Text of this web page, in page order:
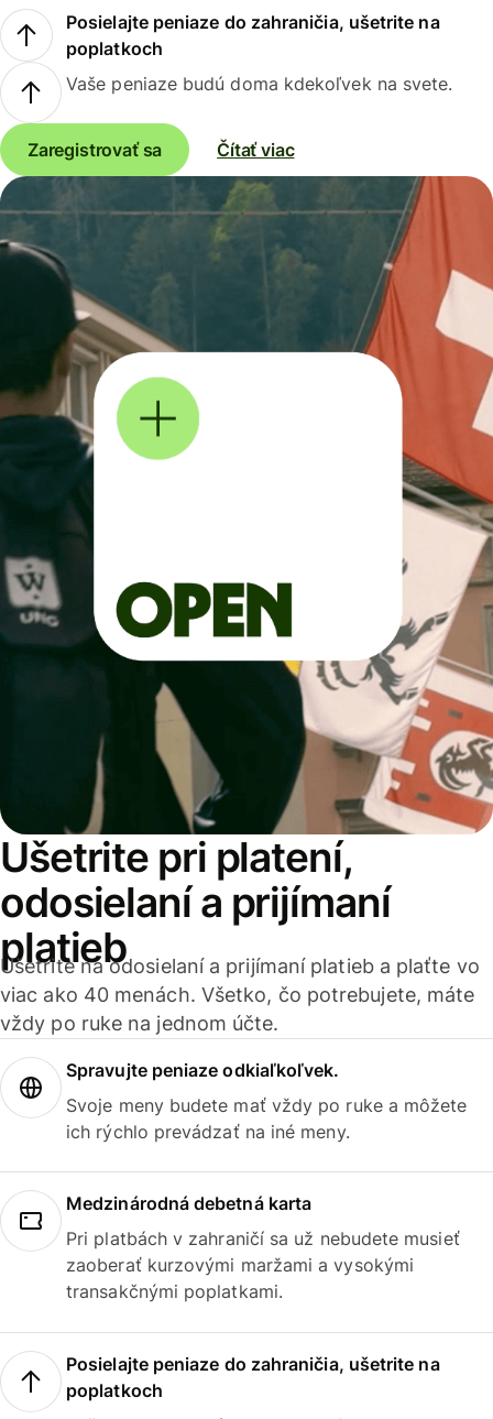
Posielajte peniaze do zahraničia, ušetrite na
poplatkoch
Vaše peniaze budú doma kdekoľvek na svete.
Zaregistrovať sa Čítať viac
Ušetrite pri platení,
odosielaní a prijímaní
platieb
Ušetrite na odosielaní a prijímaní platieb a plaťte vo
viac ako 40 menách. Všetko, čo potrebujete, máte
vždy po ruke na jednom účte.
Spravujte peniaze odkiaľkoľvek.
Svoje meny budete mať vždy po ruke a môžete
ich rýchlo prevádzať na iné meny.
Medzinárodná debetná karta
Pri platbách v zahraničí sa už nebudete musieť
zaoberať kurzovými maržami a vysokými
transakčnými poplatkami.
Posielajte peniaze do zahraničia, ušetrite na
poplatkoch